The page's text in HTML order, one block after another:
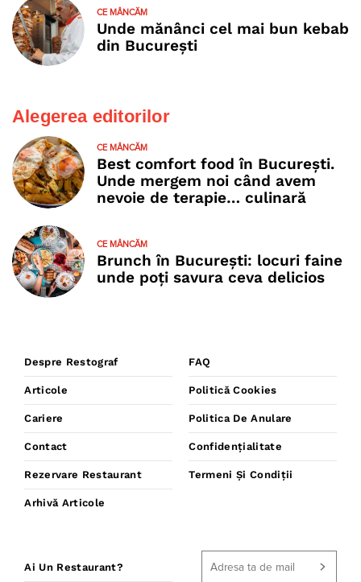
CE MÂNCĂM
Unde mănânci cel mai bun kebab
din București
Alegerea editorilor
CE MÂNCĂM
Best comfort food în București.
Unde mergem noi când avem
nevoie de terapie… culinară
CE MÂNCĂM
Brunch în București: locuri faine
unde poţi savura ceva delicios
Despre Restograf
Articole
Cariere
Contact
Rezervare Restaurant
Arhivă Articole
FAQ
Politică Cookies
Politica De Anulare
Confidențialitate
Termeni Și Condiții
Ai Un Restaurant?